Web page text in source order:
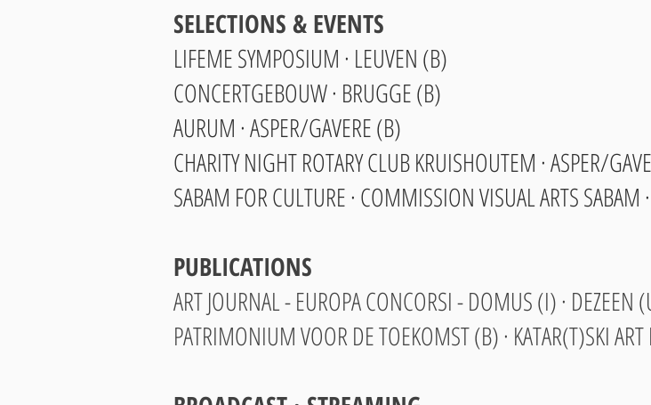
SELECTIONS & EVENTS
LIFEME SYMPOSIUM · LEUVEN (B)
CONCERTGEBOUW · BRUGGE (B)
AURUM · ASPER/GAVERE (B)
CHARITY NIGHT ROTARY CLUB KRUISHOUTEM · ASPER/
SABAM FOR CULTURE · COMMISSION VISUAL ARTS SABAM
PUBLICATIONS
ART JOURNAL - EUROPA CONCORSI - DOMUS (I) · DEZEEN
PATRIMONIUM VOOR DE TOEKOMST (B) · KATAR(T)SKI